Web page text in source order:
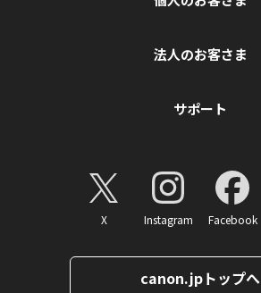
法人のお客さま
サポート
X Instagram Facebook
canon.jpトップへ